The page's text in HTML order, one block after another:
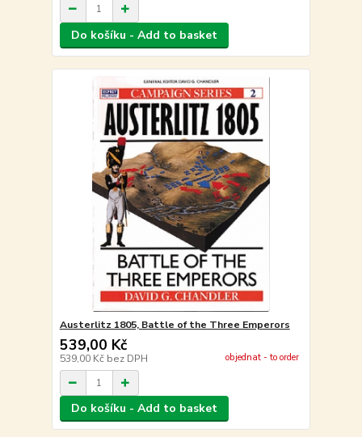
Do košíku - Add to basket
Austerlitz 1805, Battle of the Three Emperors
539,00 Kč
539,00 Kč bez DPH objednat - to order
Do košíku - Add to basket